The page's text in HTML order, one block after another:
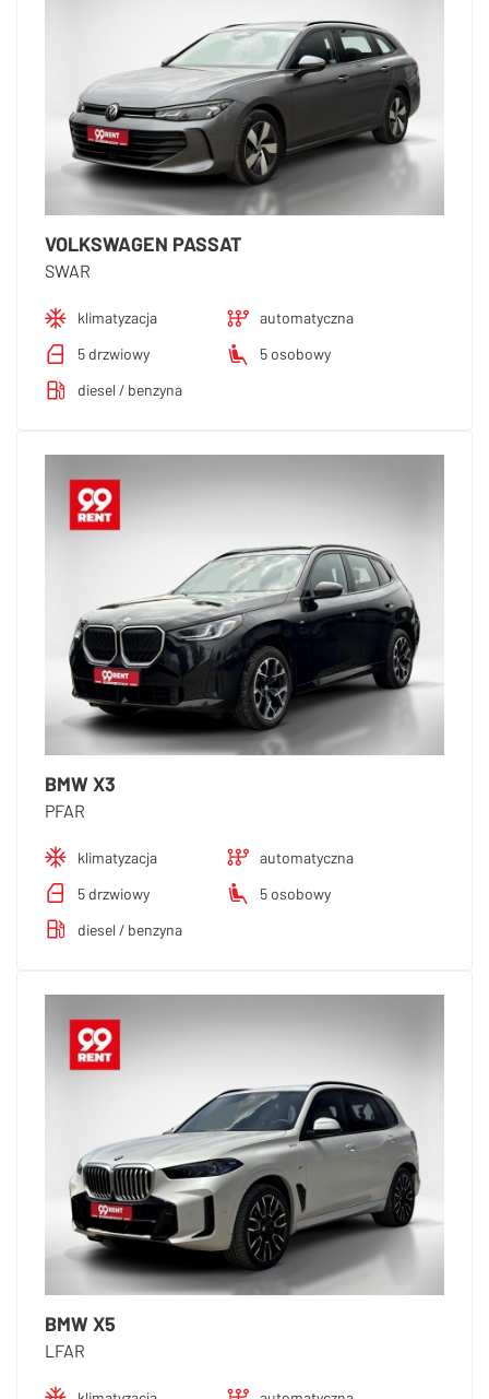
VOLKSWAGEN PASSAT
SWAR
klimatyzacja
automatyczna
5 drzwiowy
5 osobowy
diesel / benzyna
BMW X3
PFAR
klimatyzacja
automatyczna
5 drzwiowy
5 osobowy
diesel / benzyna
BMW X5
LFAR